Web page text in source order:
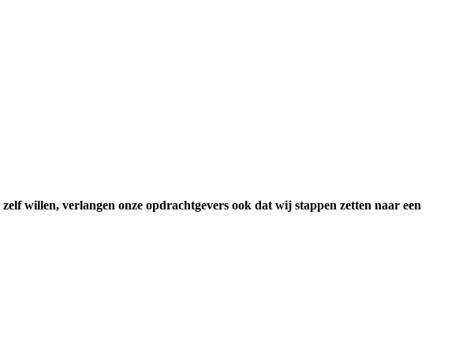
willen, verlangen onze opdrachtgevers ook dat wij stappen zetten naar een